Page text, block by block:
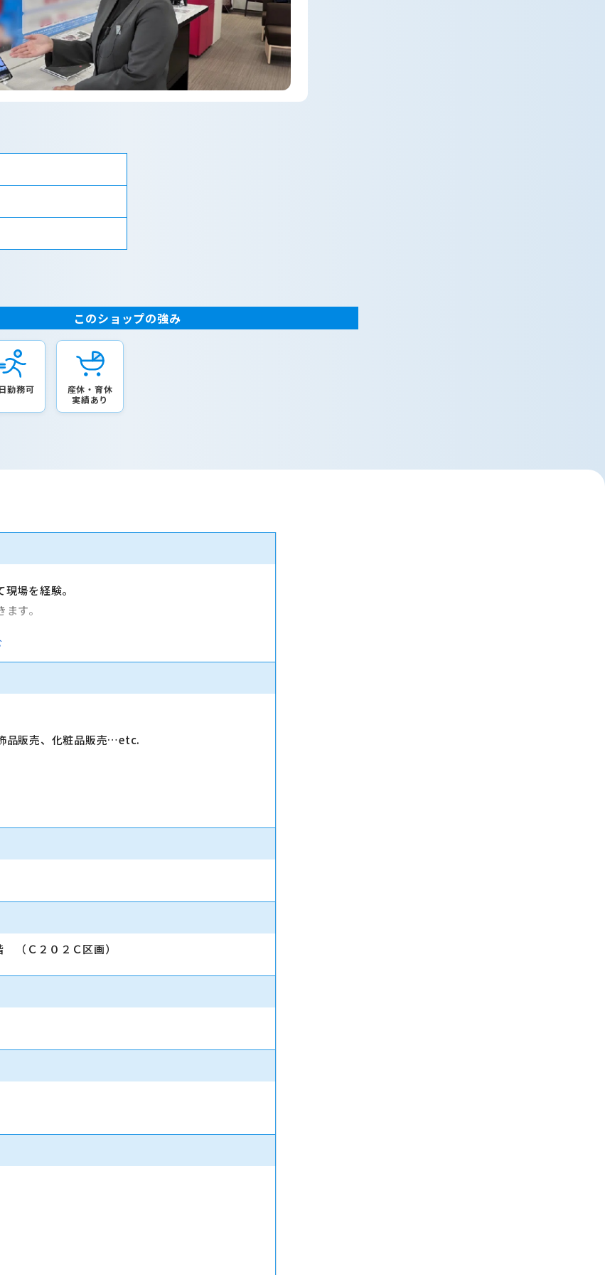
このショップの強み
勤務可
産休・育休
実績あり
場を経験。
す。
運営（半年?１年半を目処に）。
促進」「広告宣伝の企画立案」など、店舗を運営
品販売、化粧品販売…etc.
（Ｃ２０２Ｃ区画）